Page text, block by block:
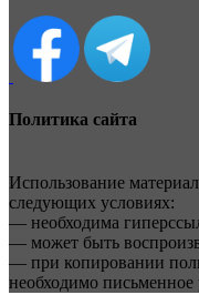
Политика сайта
Использование
следующих условиях:
— необходима
— может быть
— при копировании
необходимо письменное